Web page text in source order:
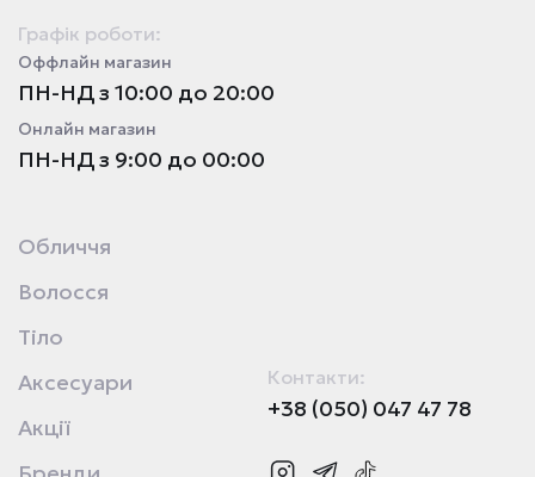
Графік роботи:
Оффлайн магазин
ПН-НД з 10:00 до 20:00
Онлайн магазин
ПН-НД з 9:00 до 00:00
Контакти:
+38 (050) 047 47 78
Обличчя
Волосся
Тіло
Аксесуари
Акції